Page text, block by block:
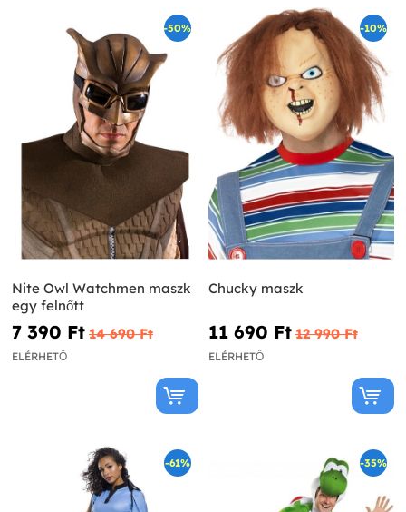
-50%
Nite Owl Watchmen maszk
egy felnőtt
7 390 Ft‎ 14 690 Ft‎
ELÉRHETŐ
-10%
Chucky maszk
11 690 Ft‎ 12 990 Ft‎
ELÉRHETŐ
-61% -35%